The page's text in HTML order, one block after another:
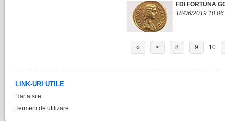
FDI FORTUNA
18/06/2019 10:06
« < 8 9 10
LINK-URI UTILE
Harta site
Termeni de utilizare